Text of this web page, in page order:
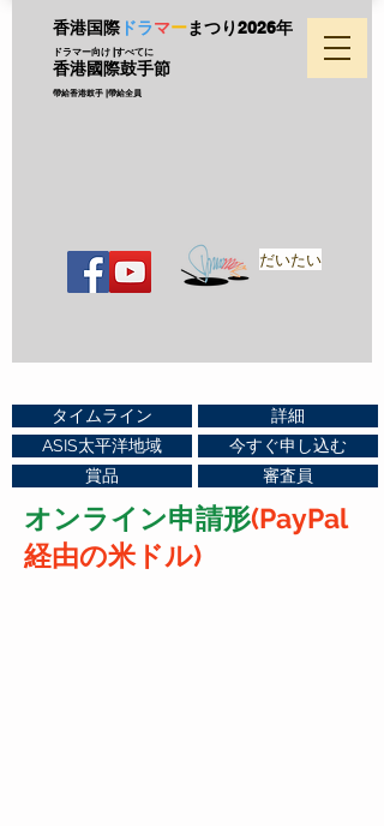
香港国際 ドラマーまつり2026年
ドラマー向け |すべてに
香港國際鼓手節
帶給香港鼓手 |帶給全員
だいたい
タイムライン
ASIS太平洋地域
賞品
詳細
今すぐ申し込む
審査員
オンライン申請形(PayPal
経由の米ドル)